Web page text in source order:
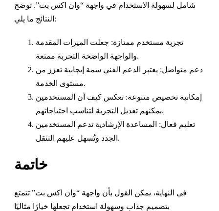
شامل لسهولة الاستخدام في واجهة “وان اكس بت”. توضح
النتائج ما يلي:
تجربة مستخدم ممتازة: جعلت الميزات المقدمة
والواجهة الواضحة التجربة ممتعة.
دعم متواصل: يعتبر الدعم الفني سمة إيجابية تعزز من
مستوى الخدمة.
إمكانية تخصيص متنوعة: تعكس كيف أن المستخدمين
يمكنهم تعديل التجربة لتناسب احتياجاتهم.
تعليم فعال: المساعدة الإرشادية تدعم المستخدمين
الجدد وتُسهل عليهم التنقل.
خاتمة
في النهاية، يمكن القول بأن واجهة “وان اكس بت” تتمتع
بتصميم جذاب وسهولة استخدام تجعلها خيارًا مثاليًا